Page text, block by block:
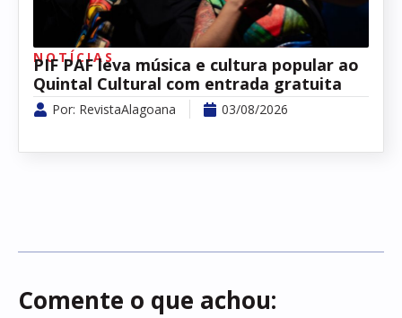
NOTÍCIAS
PIF PAF leva música e cultura popular ao
Quintal Cultural com entrada gratuita
Por: RevistaAlagoana 03/08/2026
Comente o que achou: